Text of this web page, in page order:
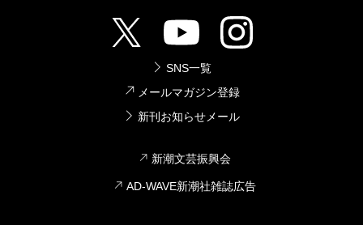
SNS一覧
メールマガジン登録
新刊お知らせメール
新潮文芸振興会
AD-WAVE新潮社雑誌広告